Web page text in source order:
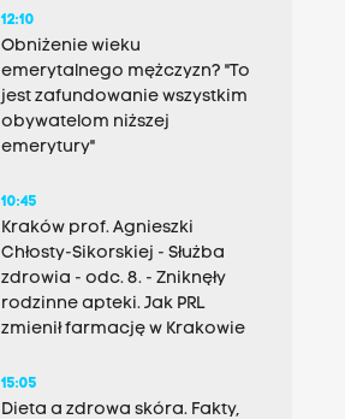
12:10
Obniżenie wieku
emerytalnego mężczyzn? "To
jest zafundowanie wszystkim
obywatelom niższej
emerytury"
10:45
Kraków prof. Agnieszki
Chłosty-Sikorskiej - Służba
zdrowia - odc. 8. - Zniknęły
rodzinne apteki. Jak PRL
zmienił farmację w Krakowie
15:05
Dieta a zdrowa skóra. Fakty,